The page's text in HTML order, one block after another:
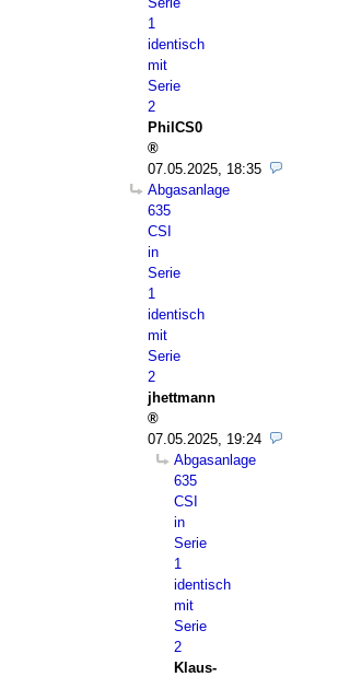
1
identisch
mit
Serie
2
PhilCS0
07.05.2025, 18:35
Abgasanlage
635
CSI
in
Serie
1
identisch
mit
Serie
2
jhettmann
07.05.2025, 19:24
Abgasanlage
635
CSI
in
Serie
1
identisch
mit
Serie
2
Klaus-